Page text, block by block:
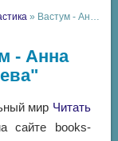
» Вастум - Анна Сергеевна Мезенцева
- Анна
мир Читать
сайте books-